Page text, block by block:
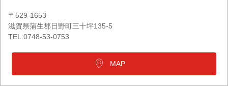
〒529-1653
滋賀県蒲生郡日野町三十坪135-5
TEL:0748-53-0753
MAP